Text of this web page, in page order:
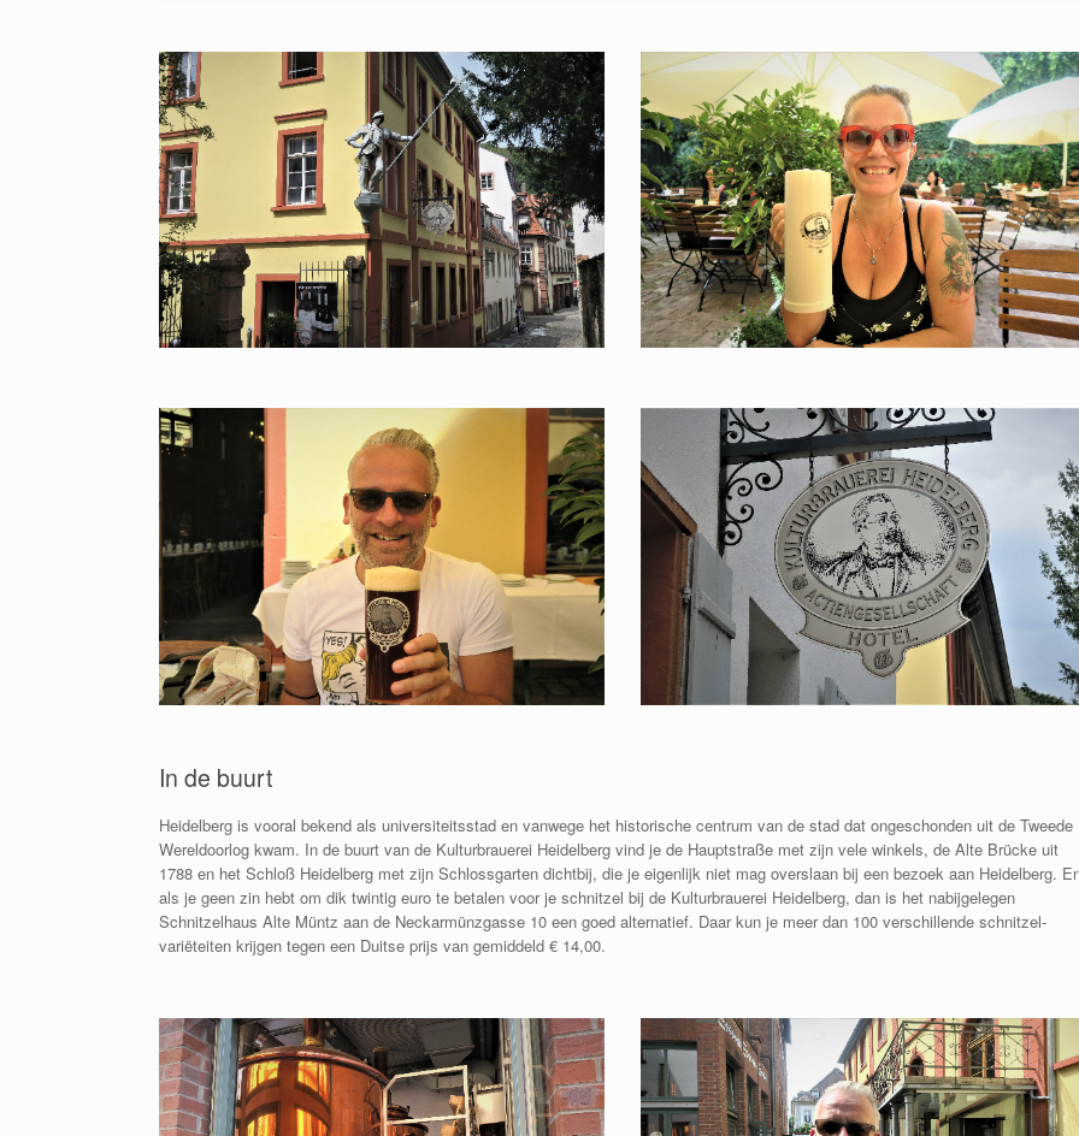
In de buurt
Heidelberg is vooral bekend als universiteitsstad en vanwege het historische centrum van de stad dat ongeschonden uit de Tweede
Wereldoorlog kwam. In de buurt van de Kulturbrauerei Heidelberg vind je de Hauptstraße met zijn vele winkels, de Alte Brücke uit
1788 en het Schloß Heidelberg met zijn Schlossgarten dichtbij, die je eigenlijk niet mag overslaan bij een bezoek aan Heidelberg.
als je geen zin hebt om dik twintig euro te betalen voor je schnitzel bij de Kulturbrauerei Heidelberg, dan is het nabijgelegen
Schnitzelhaus Alte Müntz aan de Neckarmünzgasse 10 een goed alternatief. Daar kun je meer dan 100 verschillende schnitzel-
variëteiten krijgen tegen een Duitse prijs van gemiddeld € 14,00.